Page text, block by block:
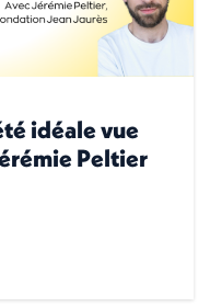
idéale vue
Peltier